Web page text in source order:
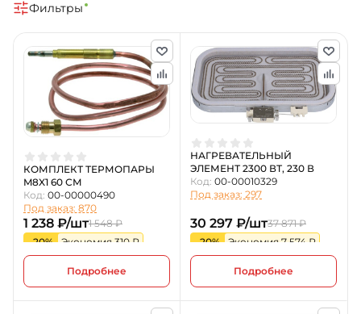
Фильтры
КОМПЛЕКТ ТЕРМОПАРЫ
M8X1 60 СМ
Код: 00-00000490
Под заказ: 870
1 238 ₽/шт1 548 ₽
-20%
Экономия 310 ₽
Подробнее
НАГРЕВАТЕЛЬНЫЙ
ЭЛЕМЕНТ 2300 ВТ, 230 В
Код: 00-00010329
Под заказ: 297
30 297 ₽/шт37 871 ₽
-20%
Экономия 7 574 ₽
Подробнее